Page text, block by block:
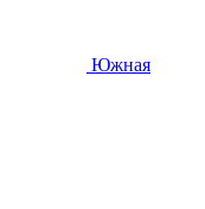
Южная